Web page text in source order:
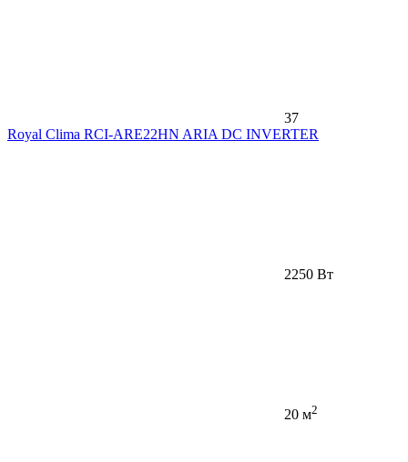
37
Royal Clima RCI-ARE22HN ARIA DC INVERTER
2250 Вт
20 м2